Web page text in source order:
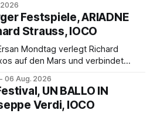
Maxime Pascal entfaltet
Philippe Sly berührt als
Festspiele, ARIADNE
Strauss, IOCO
Mondtag verlegt Richard
auf den Mars und verbindet
und den Wiener
bleibt der zweite Akt jedoch
06 Aug. 2026
UN BALLO IN
Verdi, IOCO